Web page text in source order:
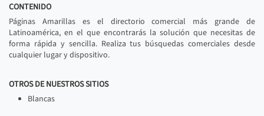
CONTENIDO
Páginas Amarillas es el directorio comercial más grande de
Latinoamérica, en el que encontrarás la solución que necesitas de
forma rápida y sencilla. Realiza tus búsquedas comerciales desde
cualquier lugar y dispositivo.
OTROS DE NUESTROS SITIOS
Blancas